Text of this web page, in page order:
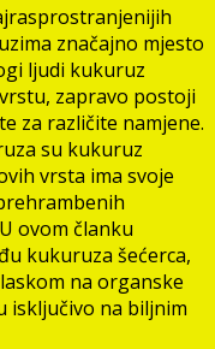
značajno mjesto
ljudi kukuruz
zapravo postoji
za različite namjene.
su kukuruz
vrsta ima svoje
ovom članku
kukuruza šećerca,
na organske
isključivo na biljnim